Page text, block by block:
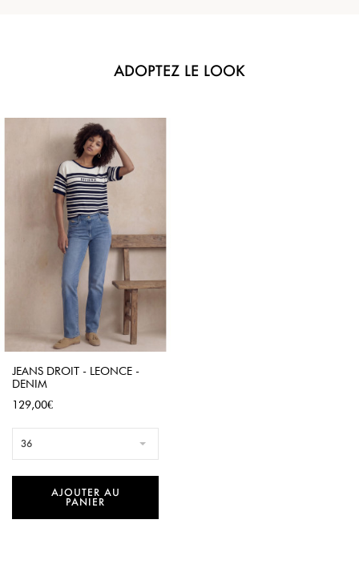
ADOPTEZ LE LOOK
JEANS DROIT - LEONCE -
DENIM
Prix
129,00€
36
AJOUTER AU
PANIER